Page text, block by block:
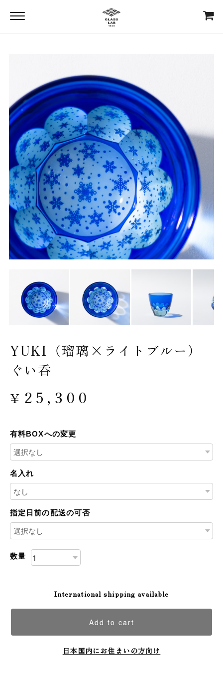
YUKI（瑠璃×ライトブルー）
ぐい呑
¥ 25,300
有料BOXへの変更
名入れ
指定日前の配送の可否
数量
International shipping available
Add to cart
日本国内にお住まいの方向け